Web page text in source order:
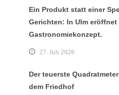
Ein Produkt statt einer
Gerichten: In Ulm
Gastronomiekonzept.
27. Juli 2026
Der teuerste
dem Friedhof